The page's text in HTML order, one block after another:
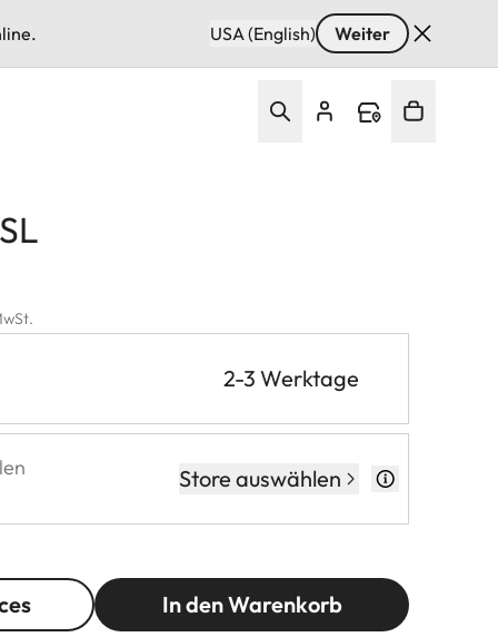
USA (English) Weiter
2-3 Werktage
Store auswählen
In den Warenkorb